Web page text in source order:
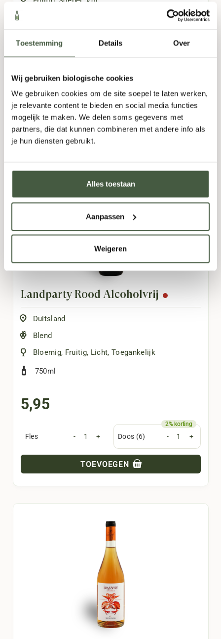
Toestemming Details Over
Wij gebruiken biologische cookies
We gebruiken cookies om de site soepel te laten werken,
je relevante content te bieden en social media functies
mogelijk te maken. We delen soms gegevens met
partners, die dat kunnen combineren met andere info als
je hun diensten gebruikt.
Alles toestaan
Aanpassen
Weigeren
8,95
Fles
TOEVOEGEN
Landparty Rood Alcoholvrij
Duitsland
Blend
Bloemig, Fruitig, Licht,Toegankelijk
750ml
5,95
Fles - + Doos (6) - +
TOEVOEGEN